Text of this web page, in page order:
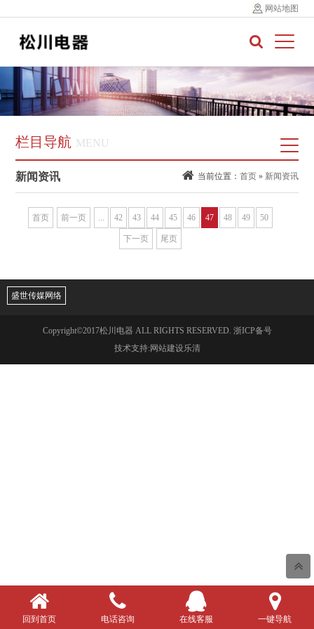
网站地图
栏目导航 MENU
新闻资讯 当前位置： 首页 » 新闻资讯
首页 前一页 ... 42 43 44 45 46 47 48 49 50
下一页 尾页
盛世传媒网络
Copyright©2017松川电器 ALL RIGHTS RESERVED. 浙ICP备号
技术支持:网站建设乐清
回到首页 电话咨询 在线客服 一键导航